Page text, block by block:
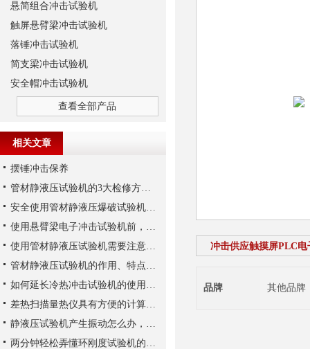
冲击供应触摸屏PLC
品牌 其他品牌
悬简组合冲击试验机
触屏悬臂梁冲击试验机
落锤冲击试验机
简支梁冲击试验机
安全帽冲击试验机
查看全部产品
相关文章
摆锤冲击保养
管材静液压试验机的3大检修方法,了解一下
安全使用管材静液压爆破试验机很重要
使用悬臂梁电子冲击试验机前，你需要了解这些知识要点
使用管材静液压试验机需要注意哪些事项？
管材静液压试验机的作用、特点和使用方法
如何延长冷热冲击试验机的使用寿命
差热扫描量热仪具有方便的计算机数据处理系统
静液压试验机产生振动怎么办，别担心这里有解决办法！
两分钟轻松弄懂环刚度试验机的安装及试验步骤